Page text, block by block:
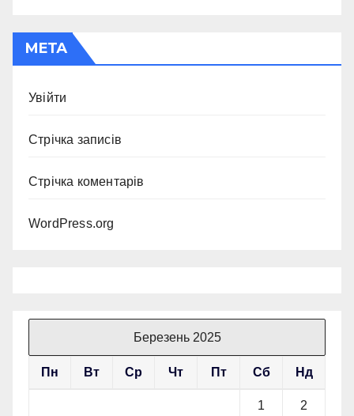
МЕТА
Увійти
Стрічка записів
Стрічка коментарів
WordPress.org
Березень 2025
Пн Вт Ср Чт Пт Сб Нд
1 2